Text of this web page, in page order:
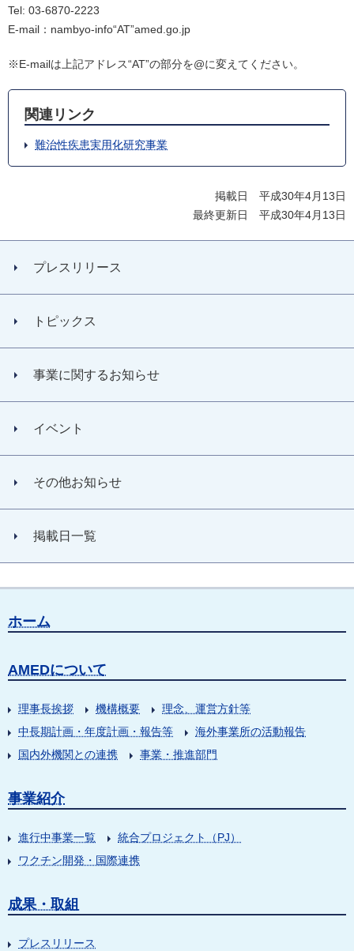
Tel: 03-6870-2223
E-mail：nambyo-info“AT”amed.go.jp
※E-mailは上記アドレス“AT”の部分を@に変えてください。
関連リンク
難治性疾患実用化研究事業
掲載日 平成30年4月13日
最終更新日 平成30年4月13日
プレスリリース
トピックス
事業に関するお知らせ
イベント
その他お知らせ
掲載日一覧
ホーム
AMEDについて
理事長挨拶 機構概要
理念、運営方針等
中長期計画・年度計画・報告等
海外事業所の活動報告
国内外機関との連携
事業・推進部門
事業紹介
進行中事業一覧
統合プロジェクト（PJ）
ワクチン開発・国際連携
成果・取組
プレスリリース